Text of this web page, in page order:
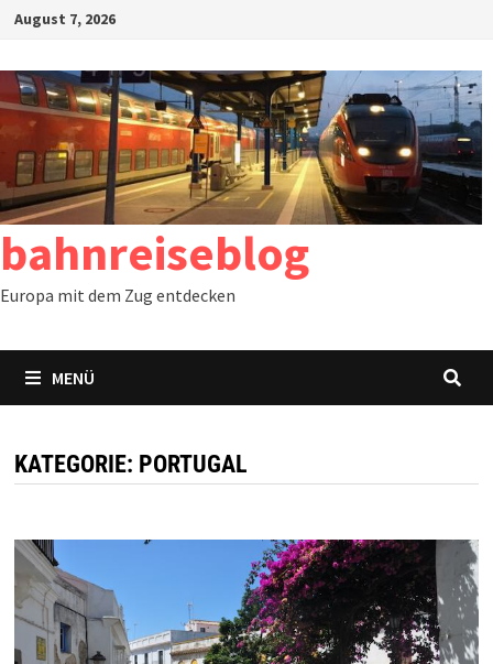
Zum
springen
August 7, 2026
bahnreiseblog
Europa mit dem Zug entdecken
MENÜ
KATEGORIE: PORTUGAL